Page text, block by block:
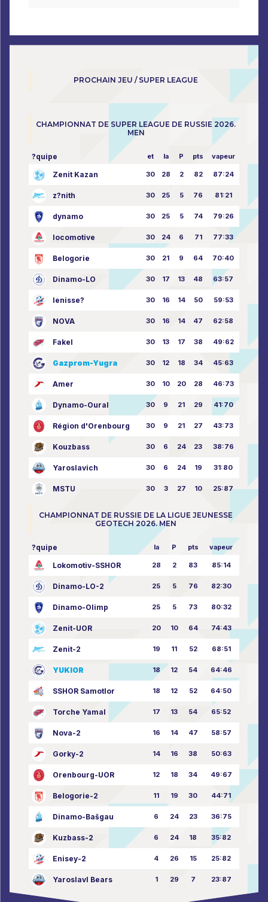
PROCHAIN JEU / SUPER LEAGUE
CHAMPIONNAT DE SUPER LEAGUE DE RUSSIE 2026.
MEN
?quipe et la P pts vapeur
Zenit Kazan 30 28 2 82 87:24
z?nith 30 25 5 76 81:21
dynamo 30 25 5 74 79:26
locomotive 30 24 6 71 77:33
Belogorie 30 21 9 64 70:40
Dinamo-LO 30 17 13 48 63:57
Ienisse? 30 16 14 50 59:53
NOVA 30 16 14 47 62:58
Fakel 30 13 17 38 49:62
Gazprom-Yugra 30 12 18 34 45:63
Amer 30 10 20 28 46:73
Dynamo-Oural 30 9 21 29 41:70
Région d'Orenbourg 30 9 21 27 43:73
Kouzbass 30 6 24 23 38:76
Yaroslavich 30 6 24 19 31:80
MSTU 30 3 27 10 25:87
CHAMPIONNAT DE RUSSIE DE LA LIGUE JEUNESSE
GEOTECH 2026. MEN
?quipe la P pts vapeur
Lokomotiv-SSHOR 28 2 83 85:14
Dinamo-LO-2 25 5 76 82:30
Dinamo-Olimp 25 5 73 80:32
Zenit-UOR 20 10 64 74:43
Zenit-2 19 11 52 68:51
YUKIOR 18 12 54 64:46
SSHOR Samotlor 18 12 52 64:50
Torche Yamal 17 13 54 65:52
Nova-2 16 14 47 58:57
Gorky-2 14 16 38 50:63
Orenbourg-UOR 12 18 34 49:67
Belogorie-2 11 19 30 44:71
Dinamo-Bašgau 6 24 23 36:75
Kuzbass-2 6 24 18 35:82
Enisey-2 4 26 15 25:82
Yaroslavl Bears 1 29 7 23:87